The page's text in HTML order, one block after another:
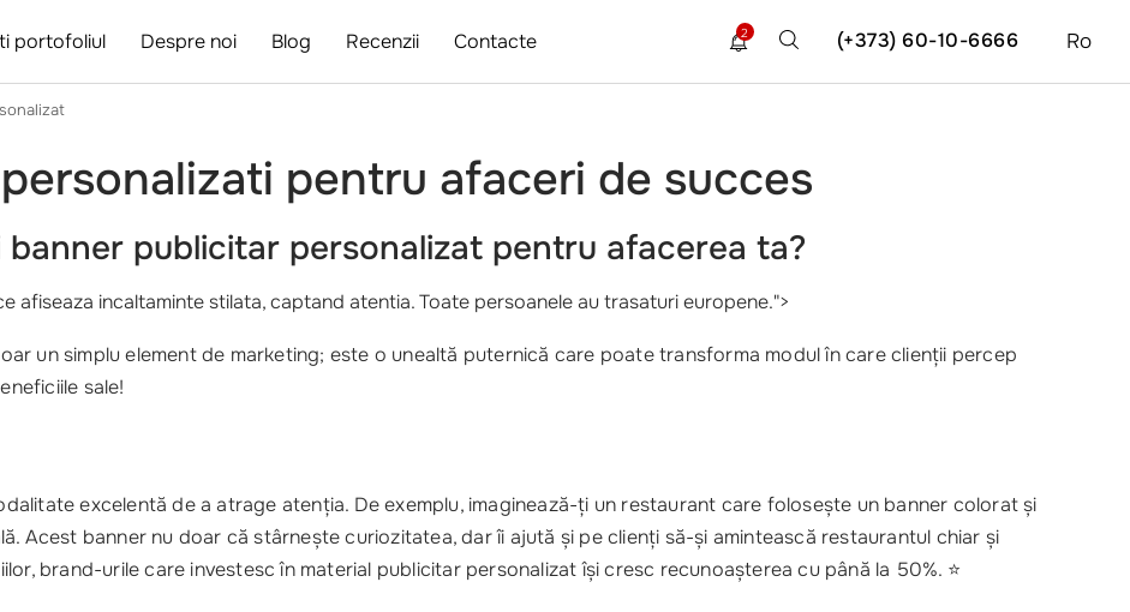
portofoliul Despre noi Blog Recenzii Contacte Ro
(+373) 60-10-6666
2
pentru afaceri de succes
banner publicitar personalizat pentru afacerea ta?
afiseaza incaltaminte stilata, captand atentia. Toate persoanele au trasaturi europene.">
un simplu element de marketing; este o unealtă puternică care poate transforma modul în care clienții percep
sale!
excelentă de a atrage atenția. De exemplu, imaginează-ți un restaurant care folosește un banner colorat și
Acest banner nu doar că stârnește curiozitatea, dar îi ajută și pe clienți să-și amintească restaurantul chiar și
brand-urile care investesc în material publicitar personalizat își cresc recunoașterea cu până la 50%. ⭐